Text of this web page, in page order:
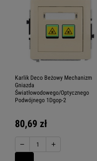
Karlik Deco Beżowy Mechanizm
Gniazda
Światłowodowego/Optycznego
Podwójnego 1Dgop-2
80,69 zł
− +